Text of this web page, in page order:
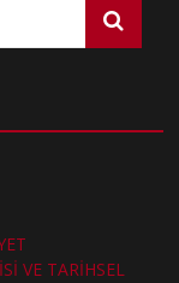
VE TARİHSEL